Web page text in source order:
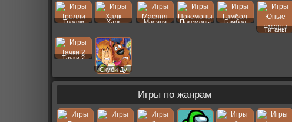
Тролли Халк Масяня Покемоны
Гамбол
Титаны
Тачки 2
Скуби Ду
Игры по жанрам